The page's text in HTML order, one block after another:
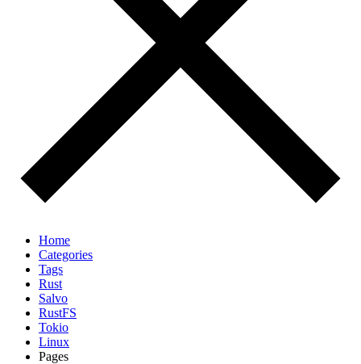
Home
Categories
Tags
Rust
Salvo
RustFS
Tokio
Linux
Pages